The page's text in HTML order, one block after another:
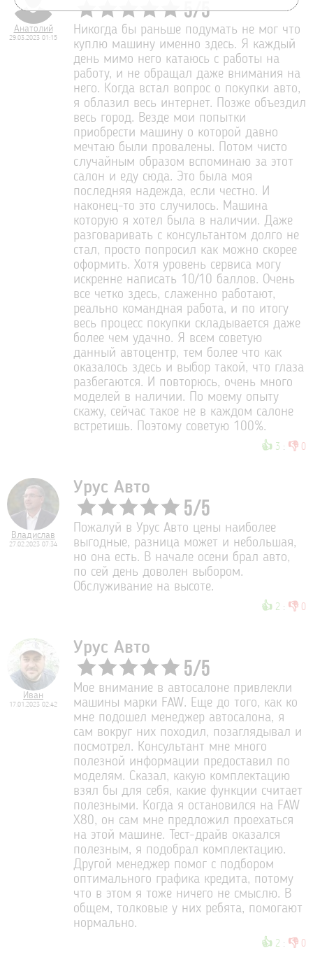
Анатолий
29.03.2023 01:15
5/5
Никогда бы раньше подумать не мог что
куплю машину именно здесь. Я каждый
день мимо него катаюсь с работы на
работу, и не обращал даже внимания на
него. Когда встал вопрос о покупки авто,
я облазил весь интернет. Позже объездил
весь город. Везде мои попытки
приобрести машину о которой давно
мечтаю были провалены. Потом чисто
случайным образом вспоминаю за этот
салон и еду сюда. Это была моя
последняя надежда, если честно. И
наконец-то это случилось. Машина
которую я хотел была в наличии. Даже
разговаривать с консультантом долго не
стал, просто попросил как можно скорее
оформить. Хотя уровень сервиса могу
искренне написать 10/10 баллов. Очень
все четко здесь, слаженно работают,
реально командная работа, и по итогу
весь процесс покупки складывается даже
более чем удачно. Я всем советую
данный автоцентр, тем более что как
оказалось здесь и выбор такой, что глаза
разбегаются. И повторюсь, очень много
моделей в наличии. По моему опыту
скажу, сейчас такое не в каждом салоне
встретишь. Поэтому советую 100%.
👍 3 : 👎 0
Владислав
27.02.2023 07:34
Урус Авто
5/5
Пожалуй в Урус Авто цены наиболее
выгодные, разница может и небольшая,
но она есть. В начале осени брал авто,
по сей день доволен выбором.
Обслуживание на высоте.
👍 2 : 👎 0
Иван
17.01.2023 02:42
Урус Авто
5/5
Мое внимание в автосалоне привлекли
машины марки FAW. Еще до того, как ко
мне подошел менеджер автосалона, я
сам вокруг них походил, позаглядывал и
посмотрел. Консультант мне много
полезной информации предоставил по
моделям. Сказал, какую комплектацию
взял бы для себя, какие функции считает
полезными. Когда я остановился на FAW
X80, он сам мне предложил проехаться
на этой машине. Тест-драйв оказался
полезным, я подобрал комплектацию.
Другой менеджер помог с подбором
оптимального графика кредита, потому
что в этом я тоже ничего не смыслю. В
общем, толковые у них ребята, помогают
нормально.
👍 2 : 👎 0